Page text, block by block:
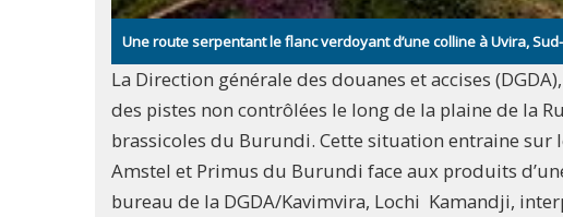
Une route serpentant le flanc verdoyant d’une colline à Uvira,
La Direction générale des douanes et accises
des pistes non contrôlées le long de la plaine de la
brassicoles du Burundi. Cette situation entraine sur
Amstel et Primus du Burundi face aux produits
bureau de la DGDA/Kavimvira, Lochi Kamandji,